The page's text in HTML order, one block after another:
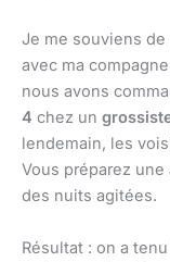
Je me souviens
avec ma
nous avons
4 chez un
lendemain, les
Vous préparez
des nuits agitées.
Résultat : on a